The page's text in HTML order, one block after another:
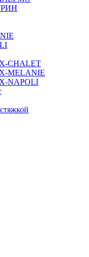
CHALET
MELANIE
NAPOLI